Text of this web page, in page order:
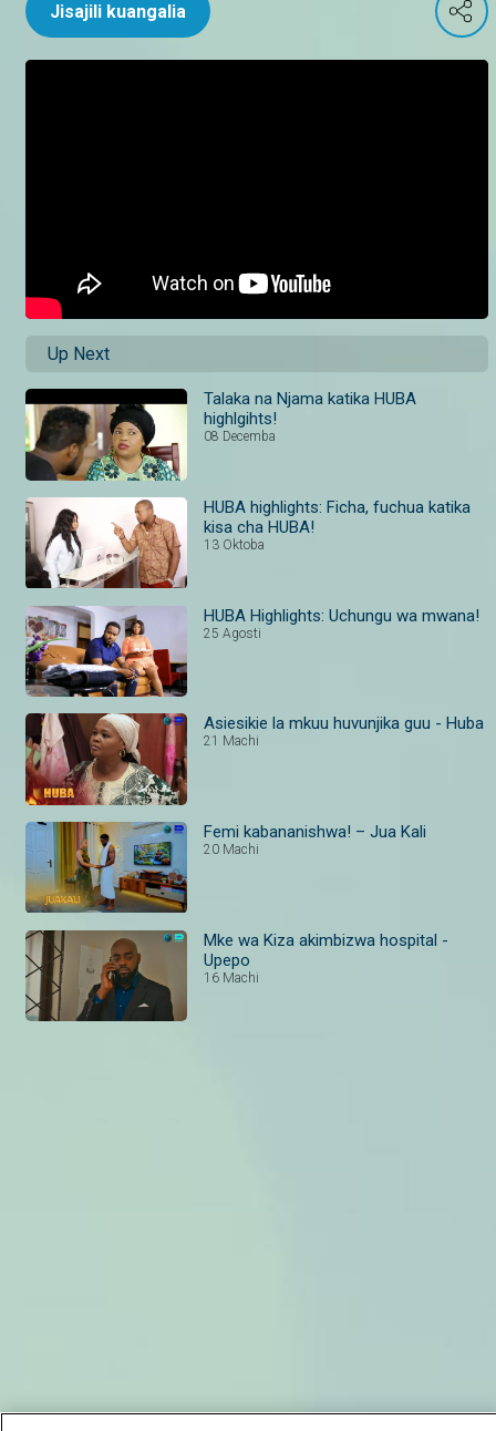
Jisajili kuangalia
Up Next
Talaka na Njama katika HUBA
highlgihts!
08 Decemba
HUBA highlights: Ficha, fuchua katika
kisa cha HUBA!
13 Oktoba
HUBA Highlights: Uchungu wa mwana!
25 Agosti
Asiesikie la mkuu huvunjika guu - Huba
21 Machi
Femi kabananishwa! – Jua Kali
20 Machi
Mke wa Kiza akimbizwa hospital -
Upepo
16 Machi